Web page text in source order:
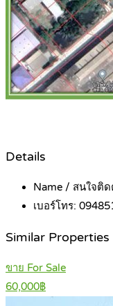
Details
Name / สนใจติ
เบอร์โทร:
Similar Properties
ขาย For Sale
60,000฿